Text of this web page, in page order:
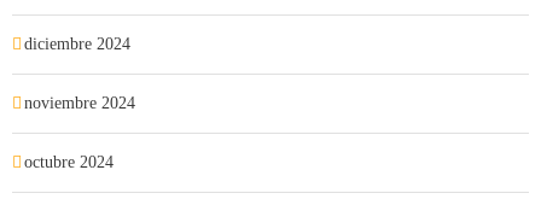
diciembre 2024
noviembre 2024
octubre 2024